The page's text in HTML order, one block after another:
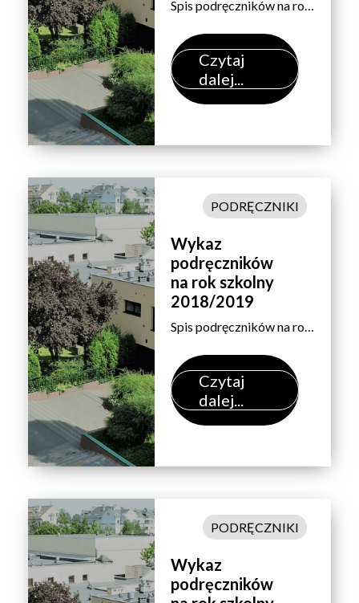
Spis podręczników na rok szkolny 2017/2018 – według przedmiotów. Uwaga:Zakup podręczników do języków obcych we wrześniu po sprawdzianach poziomujących – dotyczy uczniów wszystkich klas. Wyboru przedmiotu dokonujemy na dole arkusza.
Czytaj
dalej...
PODRĘCZNIKI
Wykaz
podręczników
na rok szkolny
2018/2019
Spis podręczników na rok szkolny 2018/2019 – według przedmiotów. Uwaga:Zakup podręczników do języków obcych we wrześniu po sprawdzianach poziomujących – dotyczy uczniów wszystkich klas. Wyboru przedmiotu dokonujemy na dole arkusza.
Czytaj
dalej...
PODRĘCZNIKI
Wykaz
podręczników